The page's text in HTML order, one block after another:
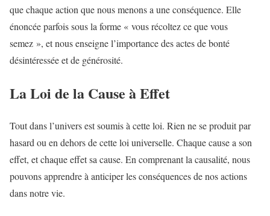
que chaque action que nous menons a une conséquence. Elle
énoncée parfois sous la forme « vous récoltez ce que vous
semez », et nous enseigne l’importance des actes de bonté
désintéressée et de générosité.
La Loi de la Cause à Effet
Tout dans l’univers est soumis à cette loi. Rien ne se produit par
hasard ou en dehors de cette loi universelle. Chaque cause a son
effet, et chaque effet sa cause. En comprenant la causalité, nous
pouvons apprendre à anticiper les conséquences de nos actions
dans notre vie.